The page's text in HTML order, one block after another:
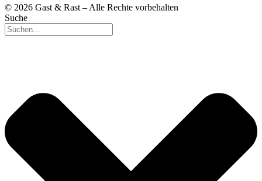
© 2026 Gast & Rast – Alle Rechte vorbehalten
Suche